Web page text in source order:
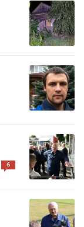
6
армии
$180